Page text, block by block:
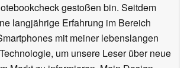
gestoßen bin. Seitdem
langjährige Erfahrung im Bereich
mit meiner lebenslangen
um unsere Leser über neue